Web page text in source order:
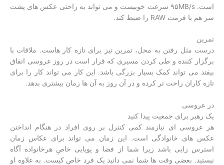
است. ۹۵MB/s سرعت خوبیست و می تواند به راحتی عکس های پشت
سر هم با فرمت RAW را ضبط کند.
تمرین
درست مثل رفتن به محل، تمرین نیز برای تازه کار هاست. ملاقات با
برگزار کننده و طی کردن مسیری که قرار است در روز عروسی اتفاق
بیفتد می تواند کمک بسیار بزرگی باشد. این کار می تواند کار را برای
تازه کاران راحت تر کرده و در آن روز به آن ها زمان بیشتری بدهد.
در عروسی
یک رهبر برای جمعیت پیدا کنید
هر عروسی ای نیازمند کمی کنترل بر روی افراد در هنگام انداختن
عکس های خانوادگی است. این زمان می تواند برای عکاس زمان
استرس زایی باشد زیرا شما از فضا و پویایی خاصِ هرخانواده آگاه
نیستید. بعضی وقت ها شما نمی دانید یک فرد خاص کیست. به علاوه او